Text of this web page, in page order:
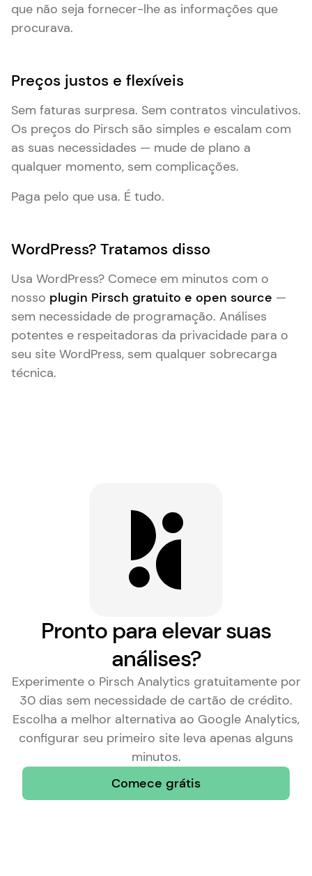
que não seja fornecer-lhe as informações que
procurava.
Preços justos e flexíveis
Sem faturas surpresa. Sem contratos vinculativos.
Os preços do Pirsch são simples e escalam com
as suas necessidades — mude de plano a
qualquer momento, sem complicações.
Paga pelo que usa. É tudo.
WordPress? Tratamos disso
Usa WordPress? Comece em minutos com o
nosso plugin Pirsch gratuito e open source —
sem necessidade de programação. Análises
potentes e respeitadoras da privacidade para o
seu site WordPress, sem qualquer sobrecarga
técnica.
Pronto para elevar suas
análises?
Experimente o Pirsch Analytics gratuitamente por
30 dias sem necessidade de cartão de crédito.
Escolha a melhor alternativa ao Google Analytics,
configurar seu primeiro site leva apenas alguns
minutos.
Comece grátis